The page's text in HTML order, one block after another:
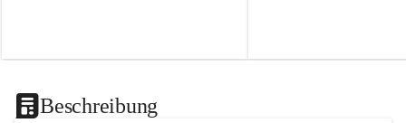
Beschreibung